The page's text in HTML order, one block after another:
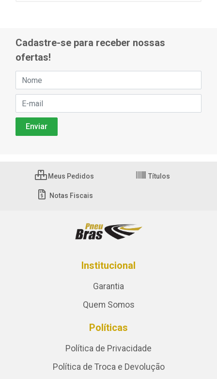
Cadastre-se para receber nossas
ofertas!
Meus Pedidos Títulos
Notas Fiscais
Institucional
Garantia
Quem Somos
Políticas
Política de Privacidade
Política de Troca e Devolução